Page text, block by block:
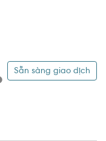
Sẵn sàng giao dịch